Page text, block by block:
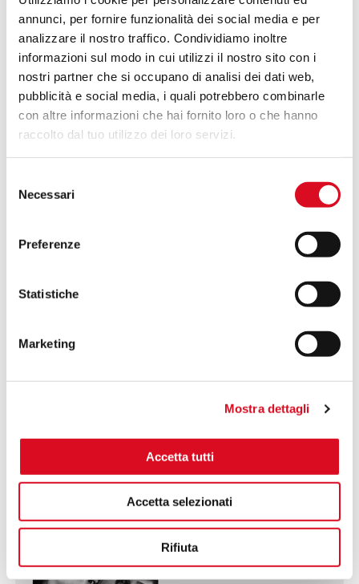
annunci, per fornire funzionalità dei social media e per
analizzare il nostro traffico. Condividiamo inoltre
informazioni sul modo in cui utilizzi il nostro sito con i
nostri partner che si occupano di analisi dei dati web,
pubblicità e social media, i quali potrebbero combinarle
con altre informazioni che hai fornito loro o che hanno
raccolto dal tuo utilizzo dei loro servizi.
delNecessari
Preferenze
Statistiche
Marketing
Mostra dettagli
Accetta tutti
Accetta selezionati
Rifiuta
Abbiamo trascorso una piacevolissima giornata
insieme allo Staff di Tenuta Mara, accompagnati in
questa “Vineyard Experience” dal gentilissimo Dr.
Leonardo, grazie al quale abbiamo nuovamente
avuto prova della soddisfazione dei nostri clienti,
motivo di orgoglio per la Martignani e allo stesso
volume variabile, al passo con i tempi ed in linea
Gocce Elettriche – Martignani su Ecofuturo